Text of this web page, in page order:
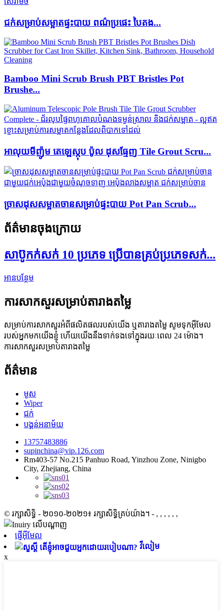
ជក់សម្រាប់សម្អាតផ្ទះបាយ ពណ៌ប្រផេះ បៃតង...
Bamboo Mini Scrub Brush PBT Bristles Pot
Brushe...
អាលុយមីញ៉ូម តេឡេស្កុប ប៉ូល ដុសធ្មែញ Tile Grout Scru...
ច្រាសដុសសម្អាតចានសម្រាប់ផ្ទះបាយ Pot Pan Scrub...
ព័ត៌មានចុងក្រោយ
សាប៊ូកក់សក់ 10 ប្រភេទ ប្រើបានគ្រប់ប្រភេទសក់...
អាន​បន្ថែម
ការសាកសួរសម្រាប់តារាងតម្លៃ
សម្រាប់ការសាកសួរអំពីផលិតផលរបស់យើង ឬតារាងតម្លៃ សូមទុកអ៊ីមែល
របស់អ្នកមកយើងខ្ញុំ ហើយយើងនឹងទាក់ទងទៅក្នុងរយៈពេល 24 ម៉ោង។
ការសាកសួរសម្រាប់តារាងតម្លៃ
ព័ត៌មាន
មូស
Wiper
ជក់
បង្គន់អនាម័យ
13757483886
supinchina@vip.126.com
Rm403-57 No.215 Panhuo Road, Yinzhou Zone, Ninigbo
City, Zhejiang, China
© រក្សាសិទ្ធិ - ២០១០-២០២១៖ រក្សាសិទ្ធិគ្រប់យ៉ាង។ - , , , , , ,
ផ្ញើអ៊ីមែល
វីលៀម
x